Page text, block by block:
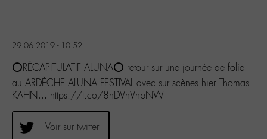
29.06.2019 - 10:52
⭕️RÉCAPITULATIF ALUNA⭕️ retour sur une journée de folie
au ARDÈCHE ALUNA FESTIVAL avec sur scènes hier Thomas
KAHN… https://t.co/8nDVnVhpNW
Voir sur twitter